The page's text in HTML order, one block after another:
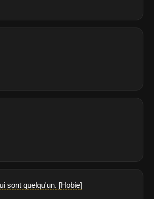
sont quelqu'un. [Hobie]